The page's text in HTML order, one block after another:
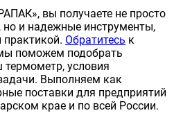
вы получаете не просто
и надежные инструменты,
Обратитесь к
поможем подобрать
условия
Выполняем как
поставки для предприятий
крае и по всей России.